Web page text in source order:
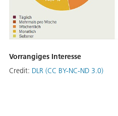
Vorrangiges Interesse
Credit: DLR (CC BY-NC-ND 3.0)